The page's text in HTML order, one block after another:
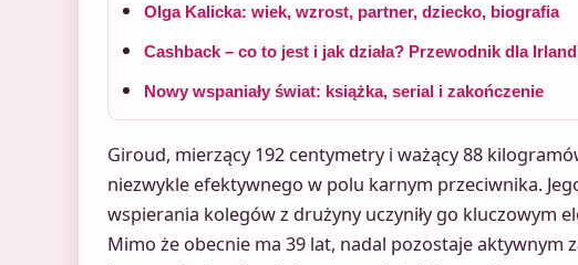
Olga Kalicka: wiek, wzrost, partner, dziecko, biografia
Cashback – co to jest i jak działa? Przewodnik dla
Nowy wspaniały świat: książka, serial i zakończenie
Giroud, mierzący 192 centymetry i ważący 88
niezwykle efektywnego w polu karnym przeciwnika.
wspierania kolegów z drużyny uczyniły go kluczowym
Mimo że obecnie ma 39 lat, nadal pozostaje